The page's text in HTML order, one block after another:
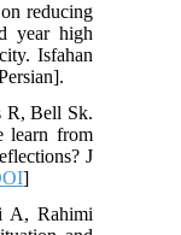
reducing
year high
Isfahan
R, Bell Sk.
learn from
J
DOI
A, Rahimi